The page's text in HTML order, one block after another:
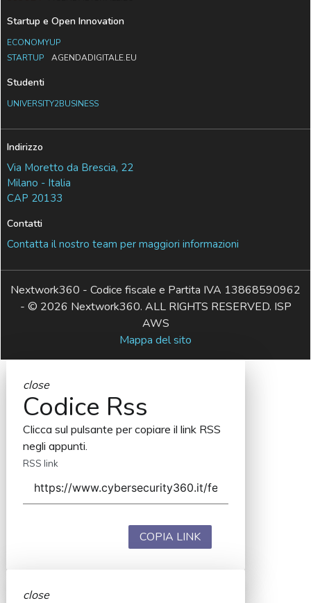
Startup e Open Innovation
ECONOMYUP
STARTUP
AGENDADIGITALE.EU
Studenti
UNIVERSITY2BUSINESS
Indirizzo
Via Moretto da Brescia, 22
Milano - Italia
CAP 20133
Contatti
Contatta il nostro team per maggiori informazioni
Nextwork360 - Codice fiscale e Partita IVA 13868590962
- © 2026 Nextwork360. ALL RIGHTS RESERVED. ISP
AWS
Mappa del sito
close
Codice Rss
Clicca sul pulsante per copiare il link RSS
negli appunti.
RSS link
COPIA LINK
close